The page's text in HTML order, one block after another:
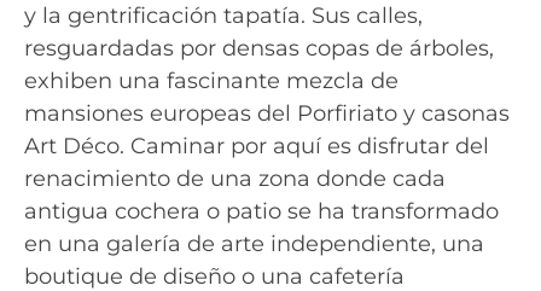
y la gentrificación tapatía. Sus calles,
resguardadas por densas copas de árboles,
exhiben una fascinante mezcla de
mansiones europeas del Porfiriato y casonas
Art Déco. Caminar por aquí es disfrutar del
renacimiento de una zona donde cada
antigua cochera o patio se ha transformado
en una galería de arte independiente, una
boutique de diseño o una cafetería